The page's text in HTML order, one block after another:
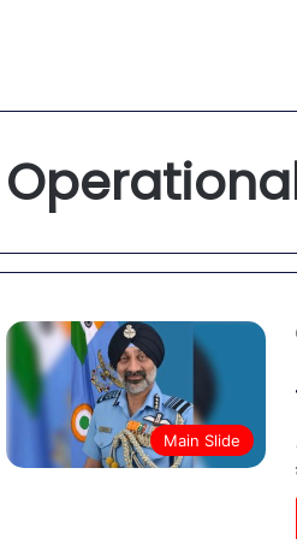
Main Slide